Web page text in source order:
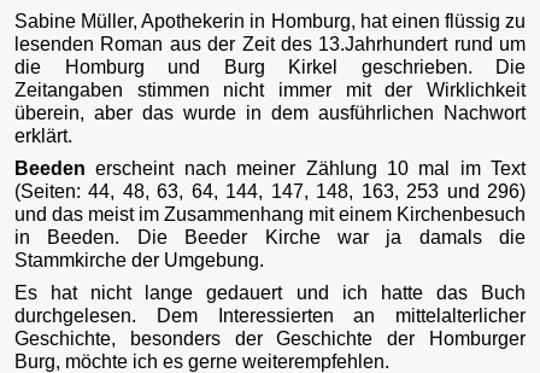
Sabine Müller, Apothekerin in Homburg, hat einen flüssig zu
lesenden Roman aus der Zeit des 13.Jahrhundert rund um
die Homburg und Burg Kirkel geschrieben. Die
Zeitangaben stimmen nicht immer mit der Wirklichkeit
überein, aber das wurde in dem ausführlichen Nachwort
erklärt.
Beeden erscheint nach meiner Zählung 10 mal im Text
(Seiten: 44, 48, 63, 64, 144, 147, 148, 163, 253 und 296)
und das meist im Zusammenhang mit einem Kirchenbesuch
in Beeden. Die Beeder Kirche war ja damals die
Stammkirche der Umgebung.
Es hat nicht lange gedauert und ich hatte das Buch
durchgelesen. Dem Interessierten an mittelalterlicher
Geschichte, besonders der Geschichte der Homburger
Burg, möchte ich es gerne weiterempfehlen.